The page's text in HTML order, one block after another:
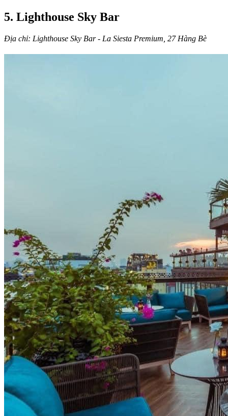
5. Lighthouse Sky Bar
Địa chỉ: Lighthouse Sky Bar - La Siesta Premium, 27 Hàng Bè